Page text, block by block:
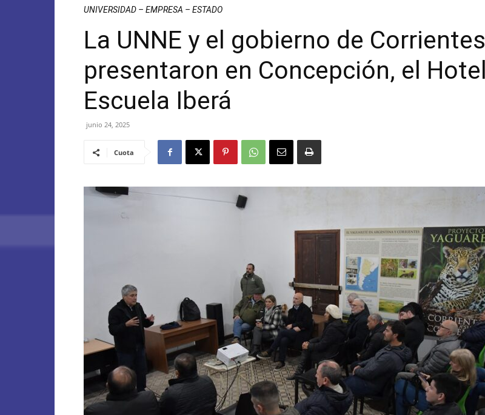
UNIVERSIDAD – EMPRESA – ESTADO
La UNNE y el gobierno de Corrientes
presentaron en Concepción, el Hotel
Escuela Iberá
junio 24, 2025
Cuota